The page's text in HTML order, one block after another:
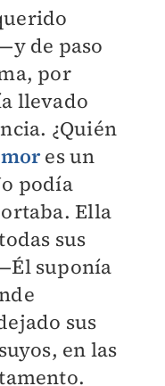
de paso
por
llevado
¿Quién
es un
podía
Ella
sus
suponía
sus
en las